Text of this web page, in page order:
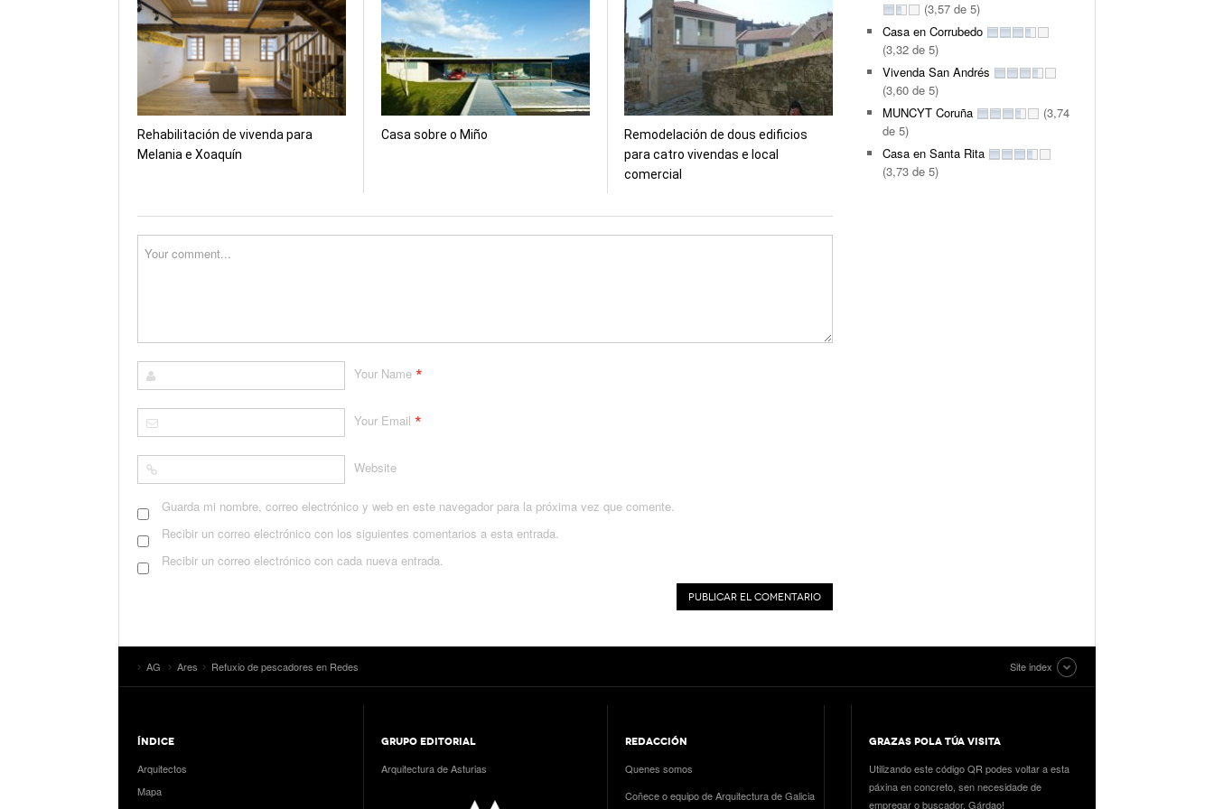
ventana
nueva)
ventana
nueva)
ventana
nueva)
ventana
nueva)
ventana
nueva) nueva)
ventana
nueva)
ventana
nueva)
Rehabilitación de vivenda para
Melania e Xoaquín
Casa sobre o Miño
Remodelación de dous edificios
para catro vivendas e local
comercial
Your Name *
Your Email *
Website
Guarda mi nombre, correo electrónico y web en este navegador para la próxima vez que comente.
Recibir un correo electrónico con los siguientes comentarios a esta entrada.
Recibir un correo electrónico con cada nueva entrada.
(3,57 de 5)
Casa en Corrubedo
(3,32 de 5)
Vivenda San Andrés
(3,60 de 5)
MUNCYT Coruña
(3,74
de 5)
Casa en Santa Rita
(3,73 de 5)
AG Ares Refuxio de pescadores en Redes Site index
ÍNDICE
Arquitectos
Mapa
GRUPO EDITORIAL
Arquitectura de Asturias
REDACCIÓN
Quenes somos
Coñece o equipo de Arquitectura de Galicia
GRAZAS POLA TÚA VISITA
Utilizando este código QR podes voltar a esta
páxina en concreto, sen necesidade de
empregar o buscador. Gárdao!